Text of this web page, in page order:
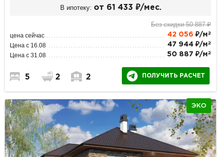
В ипотеку: от 61 433 ₽/мес.
Без скидки 50 887 ₽
цена сейчас 42 056 ₽/м 2
Цена с 16.08 47 944 ₽/м 2
Цена с 31.08 50 887 ₽/м 2
5 2 2 ПОЛУЧИТЬ РАСЧЕТ
ЭКО